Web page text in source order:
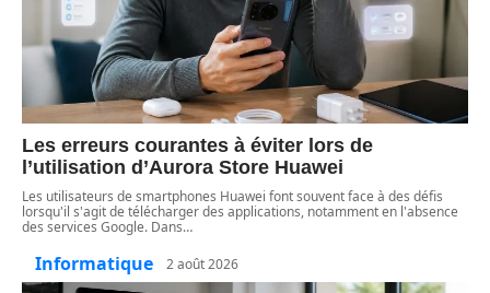
Les erreurs courantes à éviter lors de
l’utilisation d’Aurora Store Huawei
Les utilisateurs de smartphones Huawei font souvent face à des défis
lorsqu'il s'agit de télécharger des applications, notamment en l'absence
des services Google. Dans…
Informatique 2 août 2026